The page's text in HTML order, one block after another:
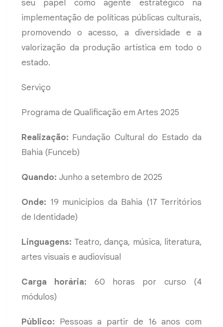
seu papel como agente estratégico na
implementação de políticas públicas culturais,
promovendo o acesso, a diversidade e a
valorização da produção artística em todo o
estado.
Serviço
Programa de Qualificação em Artes 2025
Realização: Fundação Cultural do Estado da
Bahia (Funceb)
Quando: Junho a setembro de 2025
Onde: 19 municípios da Bahia (17 Territórios
de Identidade)
Linguagens: Teatro, dança, música, literatura,
artes visuais e audiovisual
Carga horária: 60 horas por curso (4
módulos)
Público: Pessoas a partir de 16 anos com